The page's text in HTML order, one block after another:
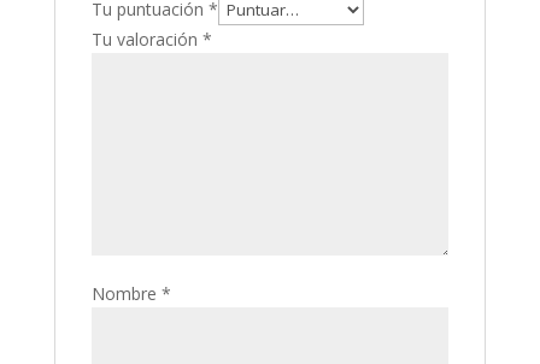
Tu puntuación *
Tu valoración *
Nombre *